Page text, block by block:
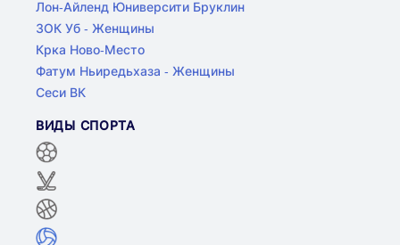
Лон-Айленд Юниверсити Бруклин
ЗОК Уб - Женщины
Крка Ново-Место
Фатум Ньиредьхаза - Женщины
Сеси ВК
ВИДЫ СПОРТА